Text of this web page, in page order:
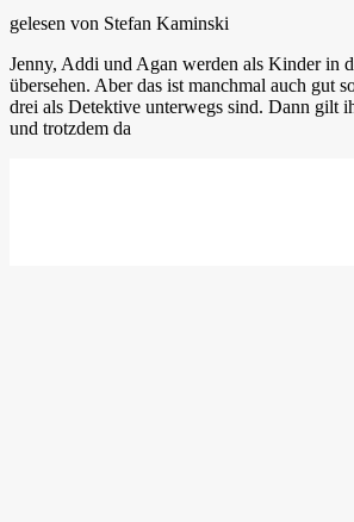
gelesen von Stefan Kaminski
Jenny, Addi und Agan werden als Kinder in
übersehen. Aber das ist manchmal auch gut
drei als Detektive unterwegs sind. Dann gilt
und trotzdem da